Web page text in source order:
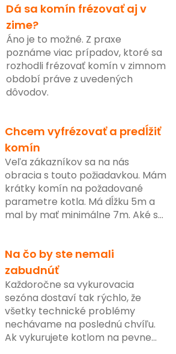
Dá sa komín frézovať aj v
zime?
Áno je to možné. Z praxe
poznáme viac prípadov, ktoré sa
rozhodli frézovať komín v zimnom
období práve z uvedených
dôvodov.
Chcem vyfrézovať a predĺžiť
komín
Veľa zákazníkov sa na nás
obracia s touto požiadavkou. Mám
krátky komín na požadované
parametre kotla. Má dĺžku 5m a
mal by mať minimálne 7m. Aké sú
Na čo by ste nemali
zabudnúť
Každoročne sa vykurovacia
sezóna dostaví tak rýchlo, že
všetky technické problémy
nechávame na poslednú chvíľu.
Ak vykurujete kotlom na pevne